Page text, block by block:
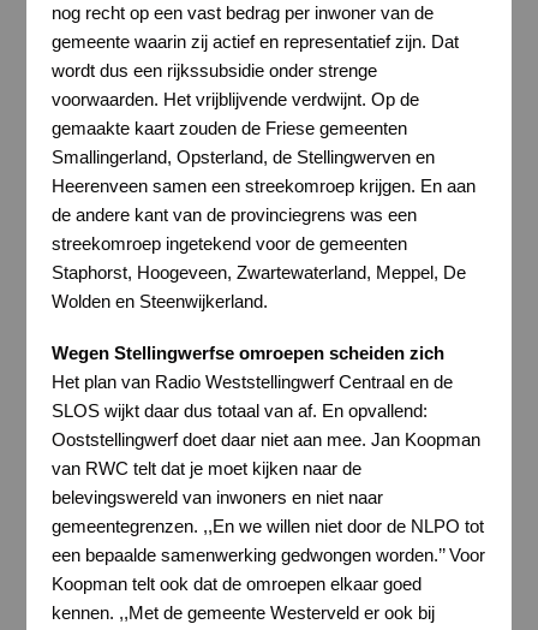
nog recht op een vast bedrag per inwoner van de
gemeente waarin zij actief en representatief zijn. Dat
wordt dus een rijkssubsidie onder strenge
voorwaarden. Het vrijblijvende verdwijnt. Op de
gemaakte kaart zouden de Friese gemeenten
Smallingerland, Opsterland, de Stellingwerven en
Heerenveen samen een streekomroep krijgen. En aan
de andere kant van de provinciegrens was een
streekomroep ingetekend voor de gemeenten
Staphorst, Hoogeveen, Zwartewaterland, Meppel, De
Wolden en Steenwijkerland.
Wegen Stellingwerfse omroepen scheiden zich
Het plan van Radio Weststellingwerf Centraal en de
SLOS wijkt daar dus totaal van af. En opvallend:
Ooststellingwerf doet daar niet aan mee. Jan Koopman
van RWC telt dat je moet kijken naar de
belevingswereld van inwoners en niet naar
gemeentegrenzen. ,,En we willen niet door de NLPO tot
een bepaalde samenwerking gedwongen worden.’’ Voor
Koopman telt ook dat de omroepen elkaar goed
kennen. ,,Met de gemeente Westerveld er ook bij